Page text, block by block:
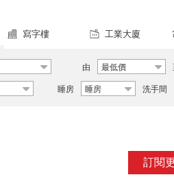
寫字樓 工業大廈
由 最低價
睡房 睡房 洗手間
訂閱